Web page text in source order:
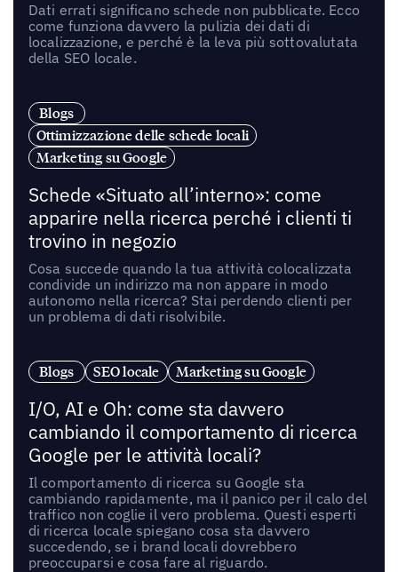
Dati errati significano schede non pubblicate. Ecco
come funziona davvero la pulizia dei dati di
localizzazione, e perché è la leva più sottovalutata
della SEO locale.
Blogs
Ottimizzazione delle schede locali
Marketing su Google
Schede «Situato all’interno»: come
apparire nella ricerca perché i clienti ti
trovino in negozio
Cosa succede quando la tua attività colocalizzata
condivide un indirizzo ma non appare in modo
autonomo nella ricerca? Stai perdendo clienti per
un problema di dati risolvibile.
Blogs SEO locale Marketing su Google
I/O, AI e Oh: come sta davvero
cambiando il comportamento di ricerca
Google per le attività locali?
Il comportamento di ricerca su Google sta
cambiando rapidamente, ma il panico per il calo del
traffico non coglie il vero problema. Questi esperti
di ricerca locale spiegano cosa sta davvero
succedendo, se i brand locali dovrebbero
preoccuparsi e cosa fare al riguardo.